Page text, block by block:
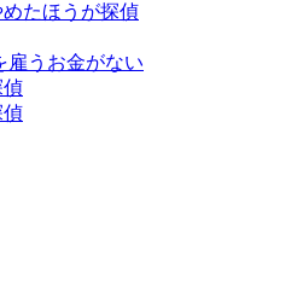
たほうが探偵
雇うお金がない
偵
偵